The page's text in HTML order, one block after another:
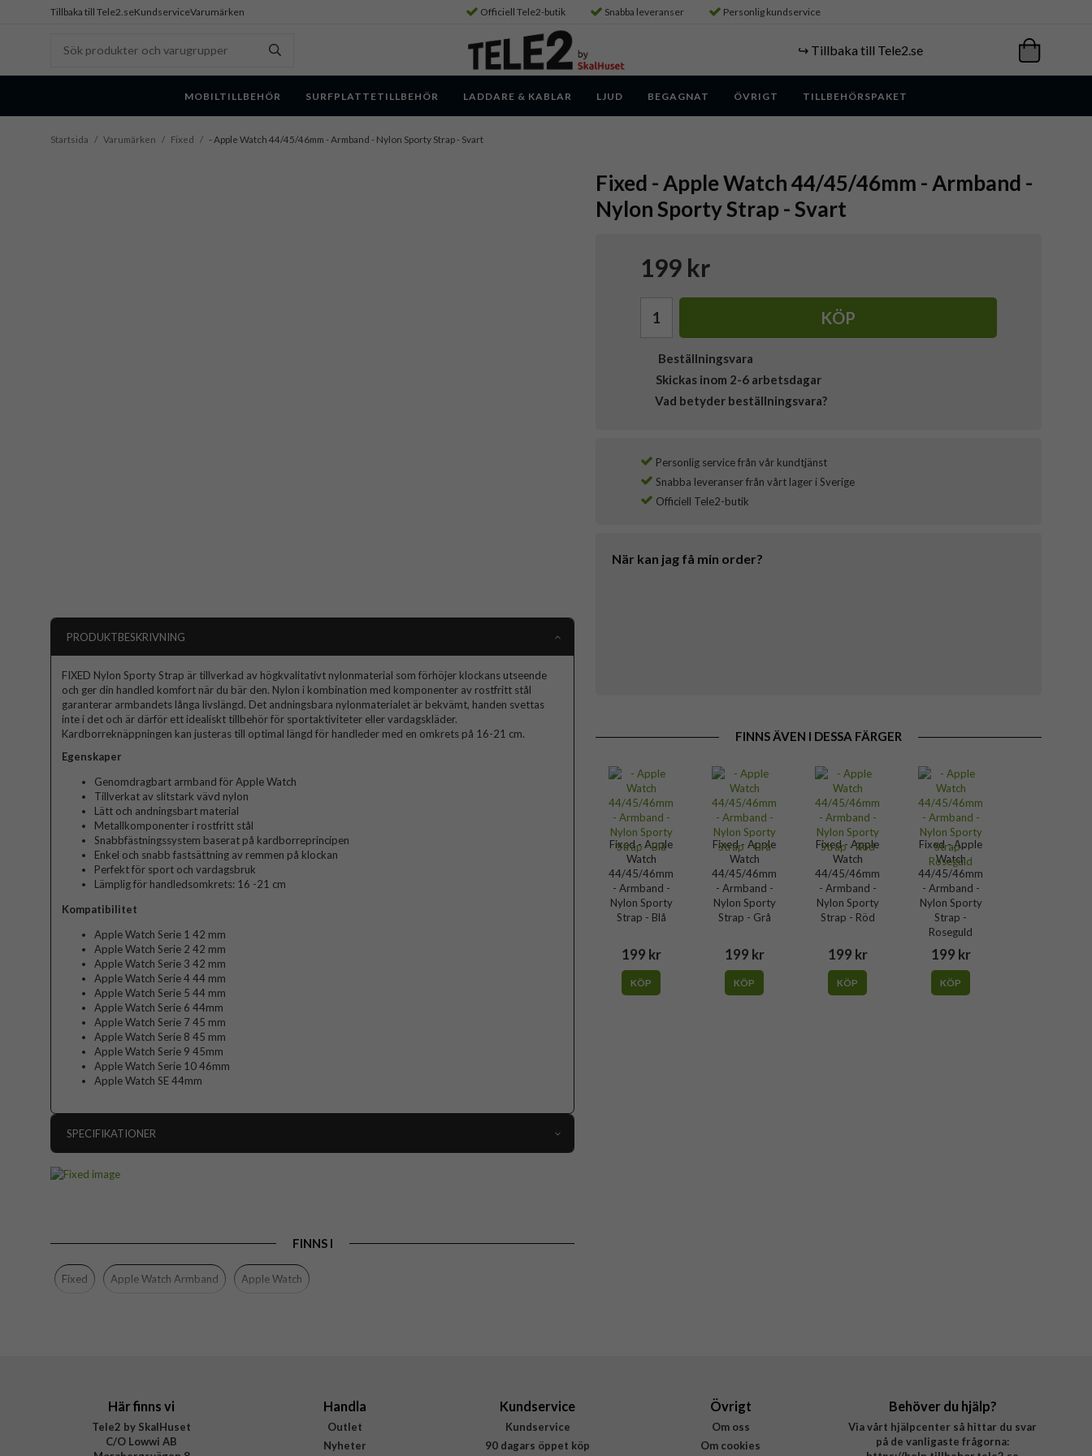
Tillbaka till Tele2.seKundserviceVarumärken Officiell Tele2-butik Snabba leveranser Personlig kundservice
↪️ Tillbaka till Tele2.se
MOBILTILLBEHÖR SURFPLATTETILLBEHÖR LADDARE & KABLAR LJUD BEGAGNAT ÖVRIGT TILLBEHÖRSPAKET
Startsida / Varumärken / Fixed / - Apple Watch 44/45/46mm - Armband - Nylon Sporty Strap - Svart
Fixed - Apple Watch 44/45/46mm - Armband -
Nylon Sporty Strap - Svart
199 kr
KÖP
Beställningsvara
Skickas inom 2-6 arbetsdagar
Vad betyder beställningsvara?
Personlig service från vår kundtjänst
Snabba leveranser från vårt lager i Sverige
Officiell Tele2-butik
När kan jag få min order?
FINNS ÄVEN I DESSA FÄRGER
Fixed - Apple
Watch
44/45/46mm
- Armband -
Nylon Sporty
Strap - Blå
199 kr
KÖP
Fixed - Apple
Watch
44/45/46mm
- Armband -
Nylon Sporty
Strap - Grå
199 kr
KÖP
Fixed - Apple
Watch
44/45/46mm
- Armband -
Nylon Sporty
Strap - Röd
199 kr
KÖP
Fixed - Apple
Watch
44/45/46mm
- Armband -
Nylon Sporty
Strap -
Roseguld
199 kr
KÖP
PRODUKTBESKRIVNING
FIXED Nylon Sporty Strap är tillverkad av högkvalitativt nylonmaterial som förhöjer klockans utseende
och ger din handled komfort när du bär den. Nylon i kombination med komponenter av rostfritt stål
garanterar armbandets långa livslängd. Det andningsbara nylonmaterialet är bekvämt, handen svettas
inte i det och är därför ett idealiskt tillbehör för sportaktiviteter eller vardagskläder.
Kardborreknäppningen kan justeras till optimal längd för handleder med en omkrets på 16-21 cm.
Egenskaper
Genomdragbart armband för Apple Watch
Tillverkat av slitstark vävd nylon
Lätt och andningsbart material
Metallkomponenter i rostfritt stål
Snabbfästningssystem baserat på kardborreprincipen
Enkel och snabb fastsättning av remmen på klockan
Perfekt för sport och vardagsbruk
Lämplig för handledsomkrets: 16 -21 cm
Kompatibilitet
Apple Watch Serie 1 42 mm
Apple Watch Serie 2 42 mm
Apple Watch Serie 3 42 mm
Apple Watch Serie 4 44 mm
Apple Watch Serie 5 44 mm
Apple Watch Serie 6 44mm
Apple Watch Serie 7 45 mm
Apple Watch Serie 8 45 mm
Apple Watch Serie 9 45mm
Apple Watch Serie 10 46mm
Apple Watch SE 44mm
SPECIFIKATIONER
Färg
Svart
Material
FINNS I
Fixed Apple Watch Armband Apple Watch
Här finns vi
Tele2 by SkalHuset
C/O Lowwi AB
Handla
Outlet
Nyheter
Kundservice
Kundservice
90 dagars öppet köp
Övrigt
Om oss
Om cookies
Behöver du hjälp?
Via vårt hjälpcenter så hittar du svar
på de vanligaste frågorna: